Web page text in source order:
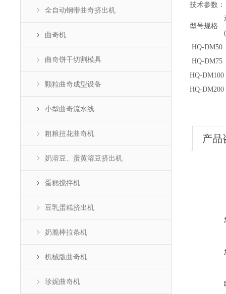
全自动钢带曲奇挤出机
曲奇机
曲奇饼干切割模具
颗粒曲奇成型设备
小型曲奇流水线
粗粮扭花曲奇机
奶溶豆、蛋黄溶豆挤出机
蛋糕搅拌机
豆乳蛋糕挤出机
奶脆棒拉条机
机械版曲奇机
珍妮曲奇机
技术参数：
型号规格
HQ-DM50
HQ-DM75
HQ-DM100
HQ-DM200
产品